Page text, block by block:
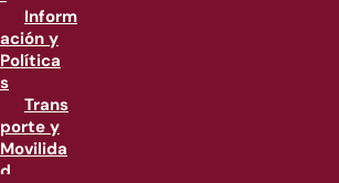
Inform
ación y
Política
s
Trans
porte y
Movilida
d